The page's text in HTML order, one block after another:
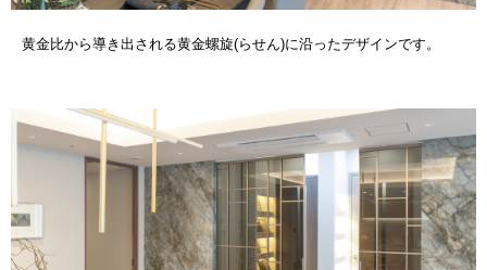
黄金比から導き出される黄金螺旋(らせん)に沿ったデザインです。